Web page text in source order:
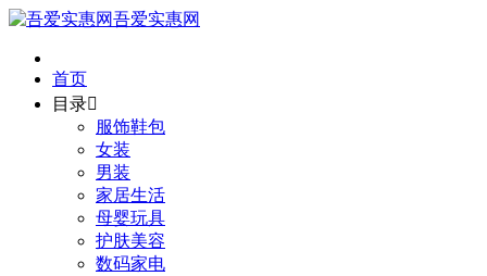
吾爱实惠网
首页
目录
服饰鞋包
女装
男装
家居生活
母婴玩具
护肤美容
数码家电